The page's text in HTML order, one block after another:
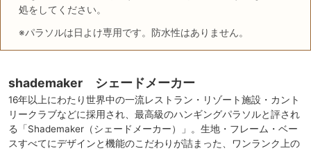
処をしてください。
※パラソルは日よけ専用です。防水性はありません。
shademaker シェードメーカー
16年以上にわたり世界中の一流レストラン・リゾート施設・カント
リークラブなどに採用され、最高級のハンギングパラソルと評され
る「Shademaker（シェードメーカー）」。生地・フレーム・ベー
スすべてにデザインと機能のこだわりが詰まった、ワンランク上の